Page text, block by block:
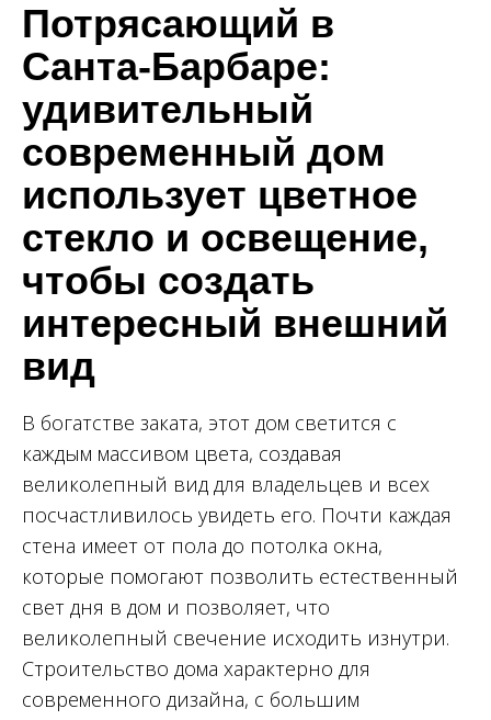
Потрясающий в
Санта-Барбаре:
удивительный
современный дом
использует цветное
стекло и освещение,
чтобы создать
интересный внешний
вид
В богатстве заката, этот дом светится с
каждым массивом цвета, создавая
великолепный вид для владельцев и всех
посчастливилось увидеть его. Почти каждая
стена имеет от пола до потолка окна,
которые помогают позволить естественный
свет дня в дом и позволяет, что
великолепный свечение исходить изнутри.
Строительство дома характерно для
современного дизайна, с большим